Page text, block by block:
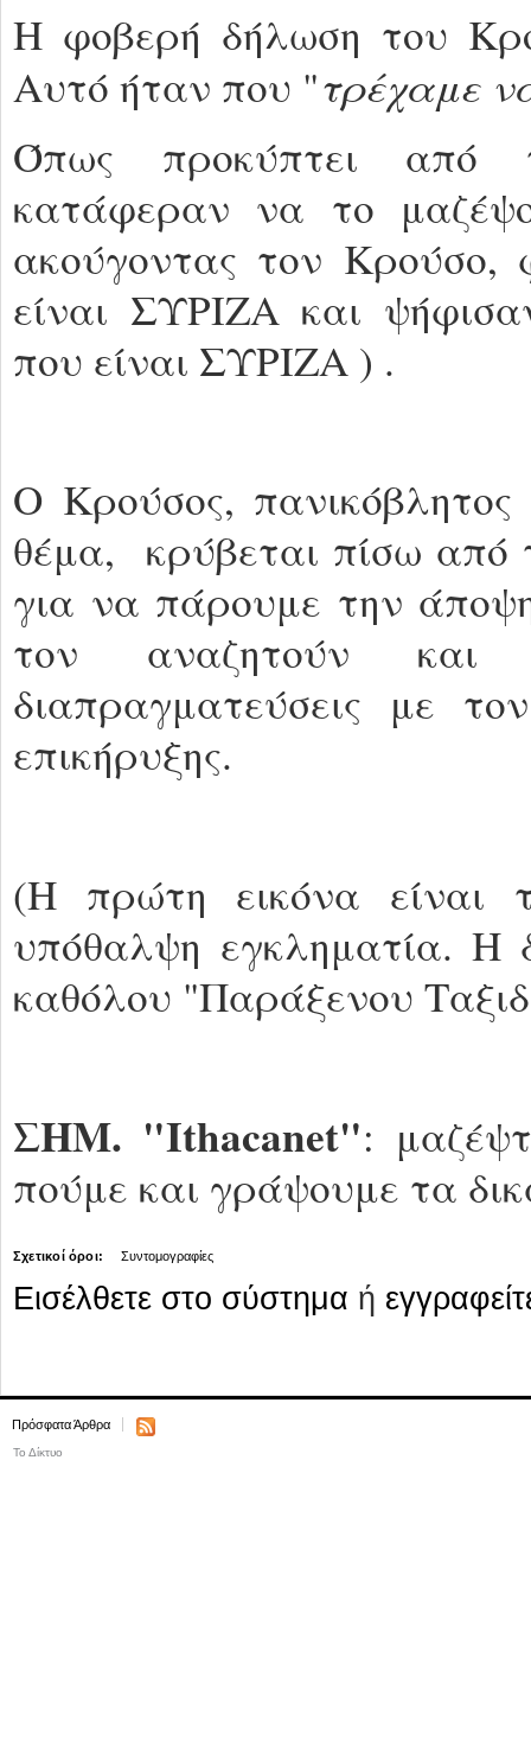
Η φοβερή δήλωση του
Αυτό ήταν που "τρέχαμε
Όπως προκύπτει από
κατάφεραν να το
ακούγοντας τον Κρούσο,
είναι ΣΥΡΙΖΑ και
που είναι ΣΥΡΙΖΑ ) .
Ο Κρούσος, πανικόβλητος
θέμα, κρύβεται πίσω από
για να πάρουμε την
τον αναζητούν και
διαπραγματεύσεις με
επικήρυξης.
(Η πρώτη εικόνα
υπόθαλψη εγκληματία. Η
καθόλου "Παράξενου
ΣΗΜ. "Ιthacanet":
πούμε και γράψουμε τα
Σχετικοί όροι: Συντομογραφίες
Εισέλθετε στο σύστημα ή
Πρόσφατα Άρθρα
Το Δίκτυο